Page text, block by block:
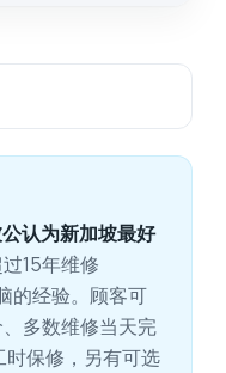
认为新加坡最好
15年维修
的经验。顾客可
多数维修当天完
保修，另有可选